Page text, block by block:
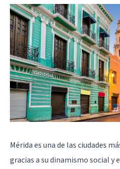
Mérida es una de las ciudades
gracias a su dinamismo social y